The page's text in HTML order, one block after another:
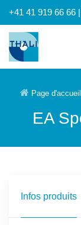
+41 41 919 66 66
Page d'accueil
EA
Infos produits